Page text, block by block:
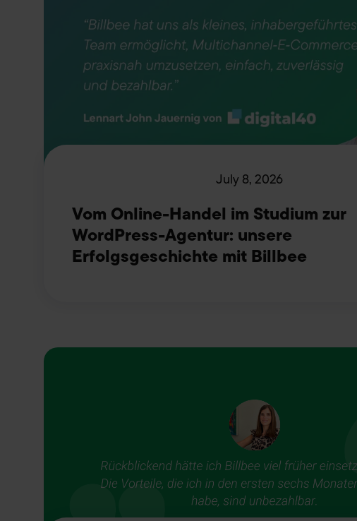
July 8, 2026
Vom Online-Handel im Studium zur
WordPress-Agentur: unsere
Erfolgsgeschichte mit Billbee